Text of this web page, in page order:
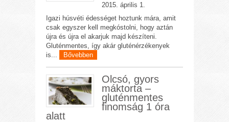
2015. április 1.
Igazi húsvéti édességet hoztunk mára, amit
csak egyszer kell megkóstolni, hogy aztán
újra és újra el akarjuk majd készíteni.
Gluténmentes, így akár gluténérzékenyek
is...
Bővebben
Olcsó, gyors
máktorta –
gluténmentes
finomság 1 óra
alatt